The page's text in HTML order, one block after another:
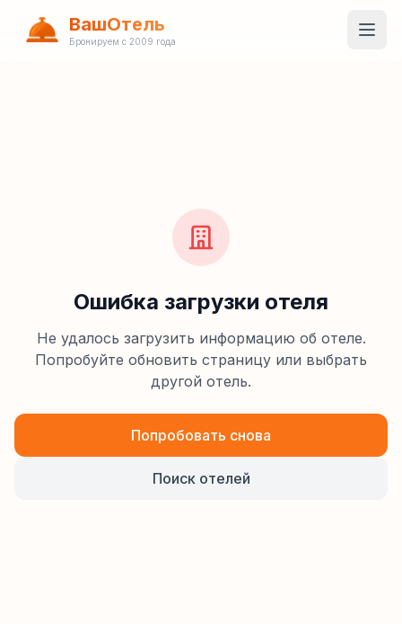
ВашОтель
Бронируем с 2009 года
Ошибка загрузки отеля
Не удалось загрузить информацию об отеле.
Попробуйте обновить страницу или выбрать
другой отель.
Попробовать снова
Поиск отелей